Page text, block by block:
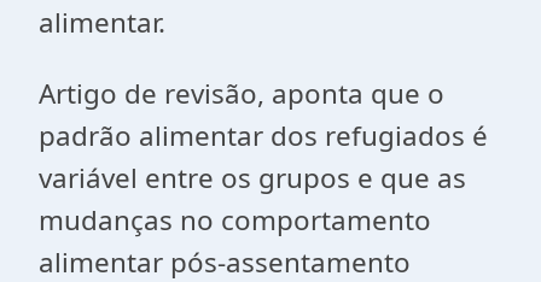
alimentar.
Artigo de revisão, aponta que o
padrão alimentar dos refugiados é
variável entre os grupos e que as
mudanças no comportamento
alimentar pós-assentamento